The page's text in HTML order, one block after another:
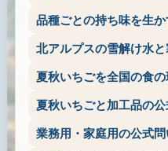
品種ごとの持ち味を生
北アルプスの雪解け水
夏秋いちごを全国の食
夏秋いちごと加工品の
業務用・家庭用の公式